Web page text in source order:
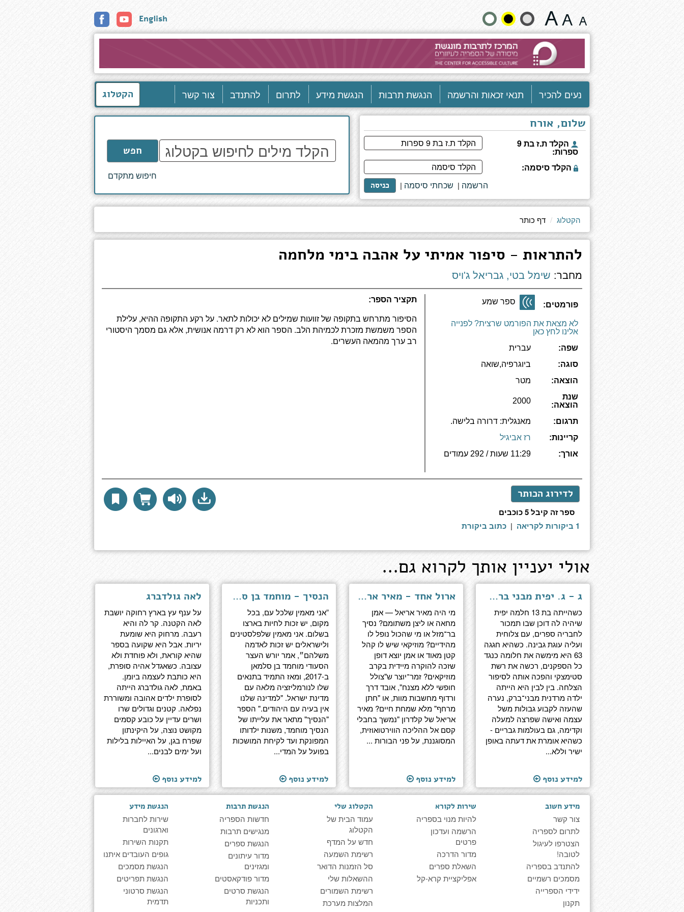
כותר
שנה
גודל
וצבעים:
English
נעים להכיר תנאי זכאות והרשמה הנגשת תרבות הנגשת מידע לתרום להתנדב צור קשר הקטלוג
שלום, אורח
הקלד ת.ז בת 9
ספרות:
הקלד סיסמה:
כניסה | שכחתי סיסמה | הרשמה
הקלד
מילים
לחיפוש
חפש
חיפוש מתקדם
הקטלוג דף כותר
להתראות - סיפור אמיתי על אהבה בימי מלחמה
מחבר: שימל בטי, גבריאל ג'ויס
פורמטים: ספר שמע
לא מצאת את הפורמט שרצית? לפנייה
אלינו לחץ כאן
שפה:
עברית
סוגה:
ביוגרפיה,שואה
הוצאה:
מטר
שנת
הוצאה:
2000
תרגום:
מאנגלית: דרורה בלישה.
קריינות:
רז אביגיל
אורך:
11:29 שעות / 292 עמודים
תקציר הספר:
הסיפור מתרחש בתקופה של זוועות שמילים לא יכולות לתאר. על רקע התקופה ההיא, עלילת
הספר משמשת מזכרת לכמיהת הלב. הספר הוא לא רק דרמה אנושית, אלא גם מסמך היסטורי
רב ערך מהמאה העשרים.
לדירוג הכותר
ספר זה קיבל 5 כוכבים
1 ביקורות לקריאה
| כתוב ביקורת
אולי יעניין אותך לקרוא גם...
ג - ג. יפית מבני ברק לפסגת עולם העסקים
כשהייתה בת 13 חלמה יפית
שיהיה לה דוכן שבו תמכור
לחבריה ספרים, עם צלוחית
ועליה עוגת גבינה. כשהיא חגגה
63 היא מימשה את חלומה כנגד
כל הספקנים, רכשה את רשת
סטימצקי והפכה אותה לסיפור
הצלחה. בין לבין היא הייתה
ילדה מרדנית מבני־ברק, נערה
שהעזה לקבוע גבולות משל
עצמה ואישה שפרצה למעלה
וקדימה, גם בעולמות גבריים -
כשהיא אומרת את דעתה באופן
ישיר וללא...
למידע נוסף
ארול אחד - מאיר אריאל, ביוגרפיה
מי היה מאיר אריאל — אמן
מחאה או ליצן משתומם? נסיך
בר־מזל או מי שהכול נופל לו
מהידיים? מוזיקאי שיש לו קהל
קטן מאוד או אמן יוצא דופן
שזכה להוקרה מיידית בקרב
מוזיקאים? זמר־יוצר ש"צולל
חופשי ללא מצנח", אובד דרך
ורדוף מחשבות מוות, או "חתן
מרחף" מלא שמחת חיים? מאיר
אריאל של קלדרון "נמשך בחבלי
קסם אל ההליכה הווירטואוזית,
המסוגננת, על פני הבורות ...
למידע נוסף
הנסיך - מוחמד בן סלמאן, האיש ששינה את ערב הסעודית
”אני מאמין שלכל עם, בכל
מקום, יש זכות לחיות בארצו
בשלום. אני מאמין שלפלסטינים
ולישראלים יש זכות לאדמה
משלהם״, אמר יורש העצר
הסעודי מוחמד בן סלמאן
ב-2017, ומאז התמיד בתנאים
שלו לנורמליזציה מלאה עם
מדינת ישראל. "למדינה שלנו
אין בעיה עם היהודים." הספר
"הנסיך" מתאר את עלייתו של
הנסיך מוחמד, משנות ילדותו
המפונקת ועד לקיחת המושכות
בפועל על המדי...
למידע נוסף
לאה גולדברג
על ענף עץ בארץ רחוקה יושבת
לאה הקטנה. קר לה והיא
רעבה. מרחוק היא שומעת
יריות. אבל היא שקועה בספר
שהיא קוראת, ולא פוחדת ולא
עצובה. כשאגדל אהיה סופרת,
היא כותבת לעצמה ביומן.
באמת, לאה גולדברג הייתה
לסופרת ילדים אהובה ומשוררת
נפלאה. קטנים וגדולים שרו
ושרים עדיין על כובע קסמים
מקושט נוצה, על היקינתון
שפרח בגן, על האיילות בלילות
ועל ימים לבנים...
למידע נוסף
מידע חשוב
צור קשר
לתרום לספריה
הצטרפו לעיגול
לטובה!
להתנדב בספריה
מסמכים רשמיים
ידידי הספרייה
תקנון
שירות לקורא
להיות מנוי בספריה
הרשמה ועדכון
פרטים
מדור הדרכה
השאלת ספרים
אפליקציית קרא-קל
הקטלוג שלי
עמוד הבית של
הקטלוג
חדש על המדף
רשימת השמעה
סל הזמנות הדואר
ההשאלות שלי
רשימת השמורים
המלצות מערכת
הנגשת תרבות
חדשות הספריה
מנגישים תרבות
הנגשת ספרים
מדור עיתונים
ומגזינים
מדור פודקאסטים
הנגשת סרטים
ותכניות
הנגשת מידע
שירות לחברות
וארגונים
תקנות השירות
גופים העובדים איתנו
הנגשת מסמכים
הנגשת תפריטים
הנגשת סרטוני
תדמית